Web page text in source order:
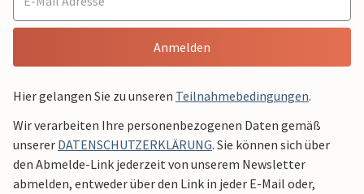
Anmelden
Hier gelangen Sie zu unseren Teilnahmebedingungen.
Wir verarbeiten Ihre personenbezogenen Daten gemäß
unserer DATENSCHUTZERKLÄRUNG. Sie können sich über
den Abmelde-Link jederzeit von unserem Newsletter
abmelden, entweder über den Link in jeder E-Mail oder,